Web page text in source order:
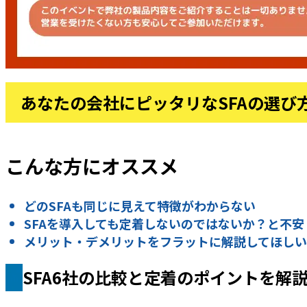
あなたの会社にピッタリなSFAの選び
こんな方にオススメ
どのSFAも同じに見えて特徴がわからない
SFAを導入しても定着しないのではないか？と不安
メリット・デメリットをフラットに解説してほしい
SFA6社の比較と定着のポイントを解